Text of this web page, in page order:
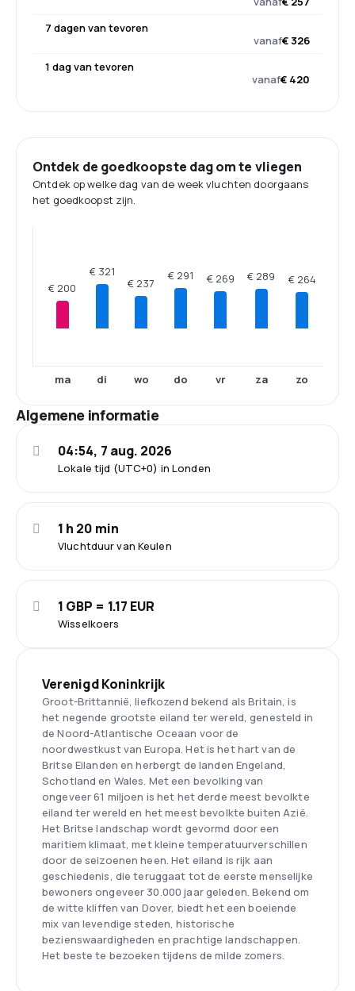
7 dagen van tevoren
vanaf€ 326
1 dag van tevoren
vanaf€ 420
Ontdek de goedkoopste dag om te vliegen
Ontdek op welke dag van de week vluchten doorgaans
het goedkoopst zijn.
€ 200
ma
€ 321
di
€ 237
wo
€ 291
do
€ 269
vr
€ 289
za
€ 264
zo
Algemene informatie
Lokale tijd (UTC+0) in Londen
04:54, 7 aug. 2026
Vluchtduur van Keulen
1 h 20 min
Wisselkoers
1 GBP = 1.17 EUR
Verenigd Koninkrijk
Groot-Brittannië, liefkozend bekend als Britain, is
het negende grootste eiland ter wereld, genesteld in
de Noord-Atlantische Oceaan voor de
noordwestkust van Europa. Het is het hart van de
Britse Eilanden en herbergt de landen Engeland,
Schotland en Wales. Met een bevolking van
ongeveer 61 miljoen is het het derde meest bevolkte
eiland ter wereld en het meest bevolkte buiten Azië.
Het Britse landschap wordt gevormd door een
maritiem klimaat, met kleine temperatuurverschillen
door de seizoenen heen. Het eiland is rijk aan
geschiedenis, die teruggaat tot de eerste menselijke
bewoners ongeveer 30.000 jaar geleden. Bekend om
de witte kliffen van Dover, biedt het een boeiende
mix van levendige steden, historische
bezienswaardigheden en prachtige landschappen.
Het beste te bezoeken tijdens de milde zomers.